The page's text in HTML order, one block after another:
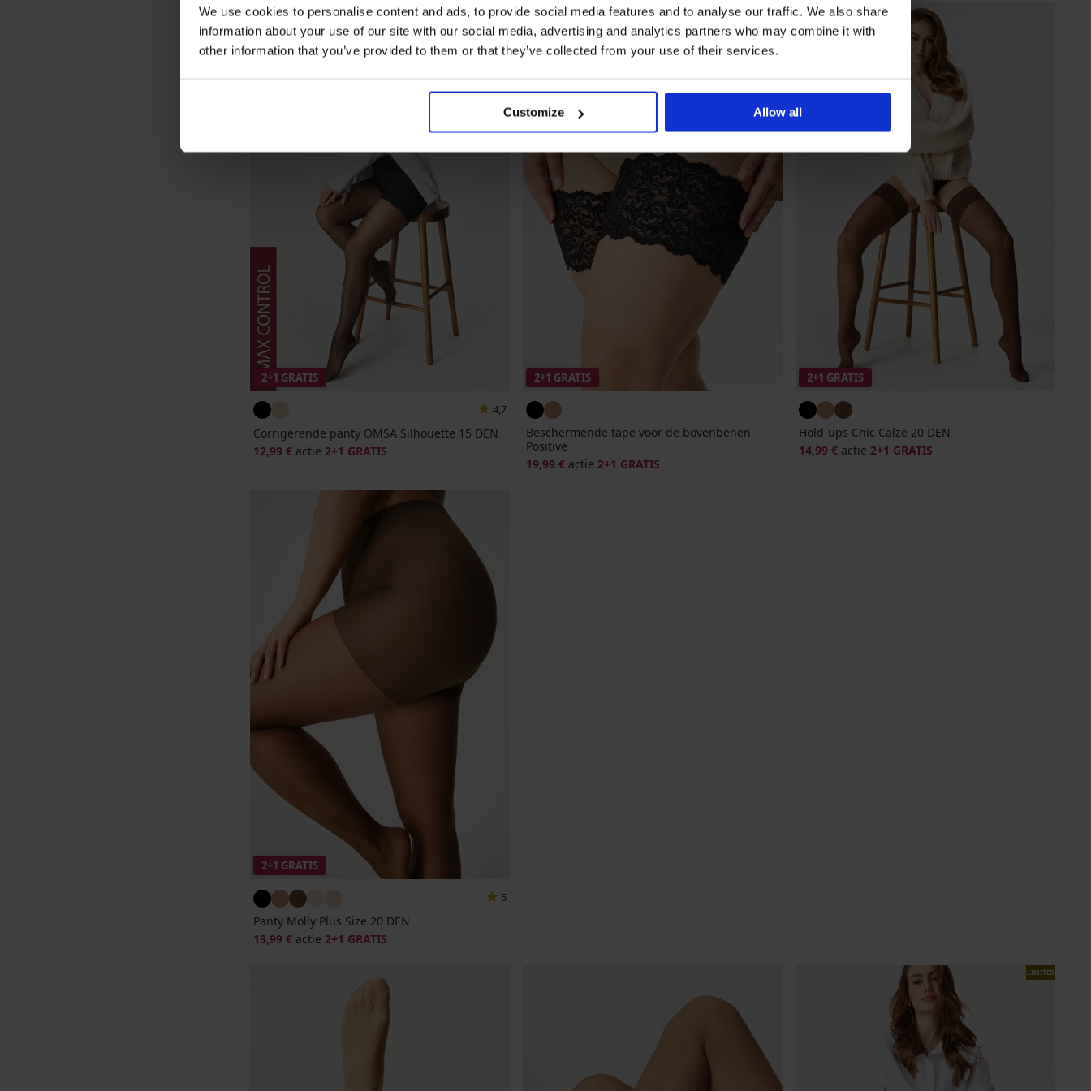
We use cookies to personalise content and ads, to provide social media features and to analyse our traffic. We also share
information about your use of our site with our social media, advertising and analytics partners who may combine it with
other information that you’ve provided to them or that they’ve collected from your use of their services.
Customize Allow all
2+1 GRATIS
4,7
Corrigerende panty OMSA Silhouette 15 DEN
12,99 € actie 2+1 GRATIS
2+1 GRATIS
Beschermende tape voor de bovenbenen
Positive
19,99 € actie 2+1 GRATIS
2+1 GRATIS
Hold-ups Chic Calze 20 DEN
14,99 € actie 2+1 GRATIS
2+1 GRATIS
5
Panty Molly Plus Size 20 DEN
13,99 € actie 2+1 GRATIS
LIMITED